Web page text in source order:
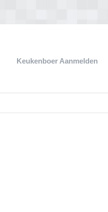
Keukenboer Aanmelden